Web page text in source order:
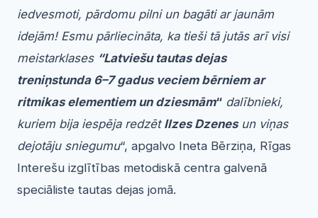
iedvesmoti, pārdomu pilni un bagāti ar jaunām
idejām! Esmu pārliecināta, ka tieši tā jutās arī visi
meistarklases “Latviešu tautas dejas
treniņstunda 6–7 gadus veciem bērniem ar
ritmikas elementiem un dziesmām“ dalībnieki,
kuriem bija iespēja redzēt Ilzes Dzenesun viņas
dejotāju sniegumu“, apgalvo Ineta Bērziņa, Rīgas
Interešu izglītības metodiskā centra galvenā
speciāliste tautas dejas jomā.